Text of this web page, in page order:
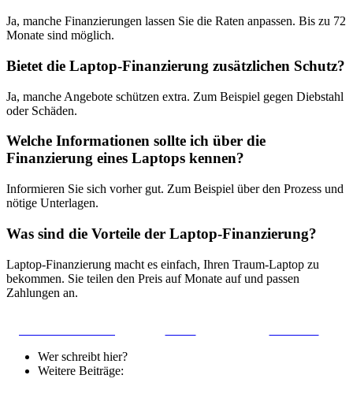
Ja, manche Finanzierungen lassen Sie die Raten anpassen. Bis zu 72
Monate sind möglich.
Bietet die Laptop-Finanzierung zusätzlichen Schutz?
Ja, manche Angebote schützen extra. Zum Beispiel gegen Diebstahl
oder Schäden.
Welche Informationen sollte ich über die
Finanzierung eines Laptops kennen?
Informieren Sie sich vorher gut. Zum Beispiel über den Prozess und
nötige Unterlagen.
Was sind die Vorteile der Laptop-Finanzierung?
Laptop-Finanzierung macht es einfach, Ihren Traum-Laptop zu
bekommen. Sie teilen den Preis auf Monate auf und passen
Zahlungen an.
Wer schreibt hier?
Weitere Beiträge: